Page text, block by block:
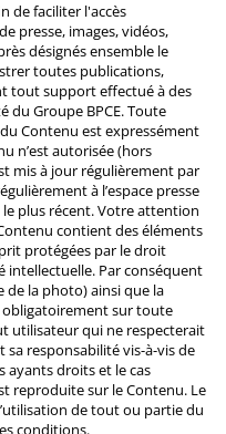
de faciliter l'accès
presse, images, vidéos,
désignés ensemble le
toutes publications,
tout support effectué à des
du Groupe BPCE. Toute
Contenu est expressément
n’est autorisée (hors
mis à jour régulièrement par
à l’espace presse
plus récent. Votre attention
contient des éléments
protégées par le droit
intellectuelle. Par conséquent
la photo) ainsi que la
obligatoirement sur toute
utilisateur qui ne respecterait
sa responsabilité vis-à-vis de
ayants droits et le cas
reproduite sur le Contenu. Le
de tout ou partie du
conditions.